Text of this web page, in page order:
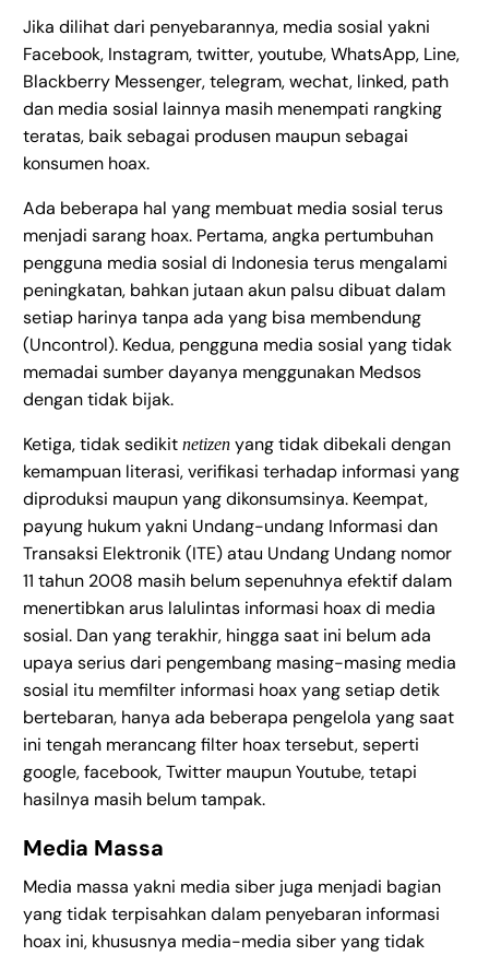
Jika dilihat dari penyebarannya, media sosial yakni
Facebook, Instagram, twitter, youtube, WhatsApp, Line,
Blackberry Messenger, telegram, wechat, linked, path
dan media sosial lainnya masih menempati rangking
teratas, baik sebagai produsen maupun sebagai
konsumen hoax.
Ada beberapa hal yang membuat media sosial terus
menjadi sarang hoax. Pertama, angka pertumbuhan
pengguna media sosial di Indonesia terus mengalami
peningkatan, bahkan jutaan akun palsu dibuat dalam
setiap harinya tanpa ada yang bisa membendung
(Uncontrol). Kedua, pengguna media sosial yang tidak
memadai sumber dayanya menggunakan Medsos
dengan tidak bijak.
Ketiga, tidak sedikitnetizen yang tidak dibekali dengan
kemampuan literasi, verifikasi terhadap informasi yang
diproduksi maupun yang dikonsumsinya. Keempat,
payung hukum yakni Undang-undang Informasi dan
Transaksi Elektronik (ITE) atau Undang Undang nomor
11 tahun 2008 masih belum sepenuhnya efektif dalam
menertibkan arus lalulintas informasi hoax di media
sosial. Dan yang terakhir, hingga saat ini belum ada
upaya serius dari pengembang masing-masing media
sosial itu memfilter informasi hoax yang setiap detik
bertebaran, hanya ada beberapa pengelola yang saat
ini tengah merancang filter hoax tersebut, seperti
google, facebook, Twitter maupun Youtube, tetapi
hasilnya masih belum tampak.
Media Massa
Media massa yakni media siber juga menjadi bagian
yang tidak terpisahkan dalam penyebaran informasi
hoax ini, khususnya media-media siber yang tidak